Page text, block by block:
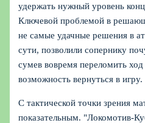
удержать нужный уровень
Ключевой проблемой в
не самые удачные решения в
сути, позволили сопернику
сумев вовремя переломить
возможность вернуться в игру.
С тактической точки зрения
показательным. "Локомотив-